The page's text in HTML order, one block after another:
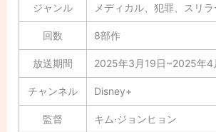
ジャンル メディカル、犯罪、スリラ
回数 8部作
放送期間 2025年3月19日~2025年4
チャンネル Disney+
監督 キム·ジョンヒョン